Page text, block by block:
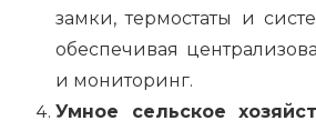
замки, термостаты и
обеспечивая
и мониторинг.
Умное сельское